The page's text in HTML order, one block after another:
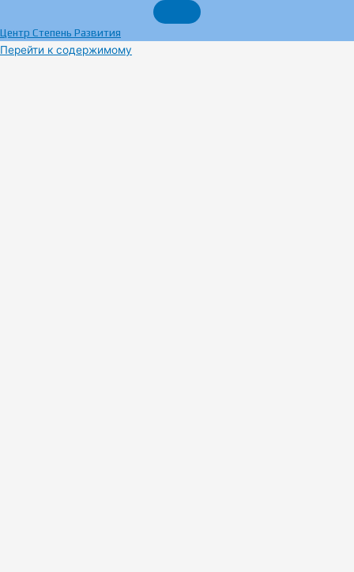
Центр Степень Развития
Перейти к содержимому